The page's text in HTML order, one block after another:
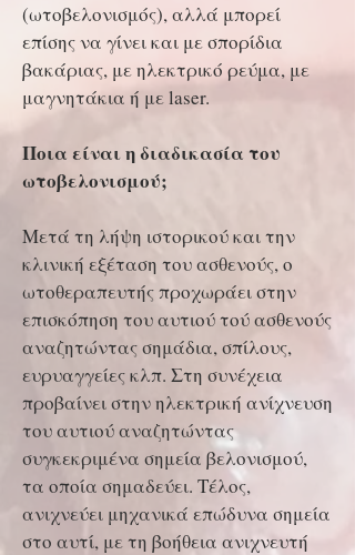
(ωτοβελονισμός), αλλά μπορεί
επίσης να γίνει και με σπορίδια
βακάριας, με ηλεκτρικό ρεύμα, με
μαγνητάκια ή με laser.
Ποια είναι η διαδικασία του
ωτοβελονισμού;
Μετά τη λήψη ιστορικού και την
κλινική εξέταση του ασθενούς, ο
ωτοθεραπευτής προχωράει στην
επισκόπηση του αυτιού τού ασθενούς
αναζητώντας σημάδια, σπίλους,
ευρυαγγείες κλπ. Στη συνέχεια
προβαίνει στην ηλεκτρική ανίχνευση
του αυτιού αναζητώντας
συγκεκριμένα σημεία βελονισμού,
τα οποία σημαδεύει. Τέλος,
ανιχνεύει μηχανικά επώδυνα σημεία
στο αυτί, με τη βοήθεια ανιχνευτή